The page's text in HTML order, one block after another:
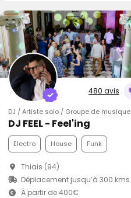
480 avis
DJ / Artiste solo / Groupe de musique
DJ FEEL - Feel'ing
Electro House Funk
Thiais (94)
Déplacement jusqu’à 300 kms
À partir de 400€